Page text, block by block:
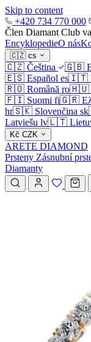
Skip to content
+420 734 770 000
Člen Diamant Club
EncyklopedieO nás
🇨🇿 cs
🇨🇿 Čeština 🇬🇧
🇪🇸 Español es🇮🇹
🇷🇴 Română ro🇭🇺
🇫🇮 Suomi fi🇬🇷
hr🇸🇰 Slovenčina sk
Latviešu lv🇱🇹
Kč CZK
ARETE DIAMOND
Prsteny Zásnubní
Diamanty